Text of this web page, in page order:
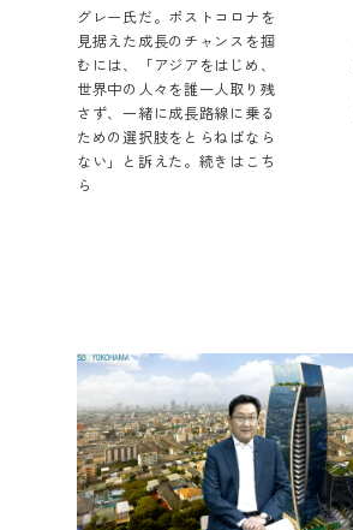
グレー氏だ。ポストコロナを
見据えた成長のチャンスを掴
むには、「アジアをはじめ、
世界中の人々を誰一人取り残
さず、一緒に成長路線に乗る
ための選択肢をとらねばなら
ない」と訴えた。 続きはこち
ら